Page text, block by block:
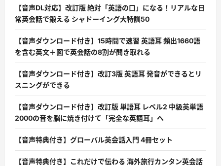
【音声DL対応】改訂版 絶対「英語の口」になる！リアルな日
常英会話で鍛える シャドーイング大特訓50
【音声ダウンロード付き】15時間で速習 英語耳 頻出1660語
を含む英文＋図で英会話の8割が聞き取れる
【音声ダウンロード付き】改訂3版 英語耳 発音ができるとリ
スニングができる
【音声ダウンロード付き】改訂版 単語耳 レベル2 中級英単語
2000の音を脳に焼き付けて「完全な英語耳」へ
【音声特典付き】グローバル英会話入門 4冊セット
【音声特典付き】これだけで伝わる 海外旅行カンタン英会話